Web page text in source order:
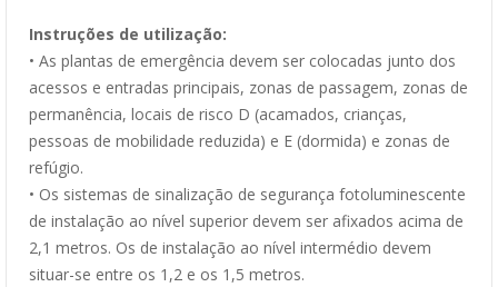
Instruções de utilização:
• As plantas de emergência devem ser colocadas junto dos
acessos e entradas principais, zonas de passagem, zonas de
permanência, locais de risco D (acamados, crianças,
pessoas de mobilidade reduzida) e E (dormida) e zonas de
refúgio.
• Os sistemas de sinalização de segurança fotoluminescente
de instalação ao nível superior devem ser afixados acima de
2,1 metros. Os de instalação ao nível intermédio devem
situar-se entre os 1,2 e os 1,5 metros.